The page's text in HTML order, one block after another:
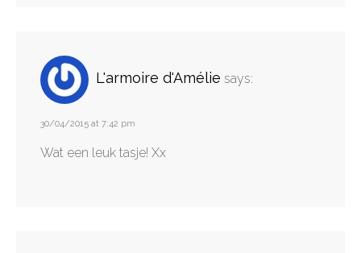
L'armoire d'Amélie says:
30/04/2015 at 7:42 pm
Wat een leuk tasje! Xx